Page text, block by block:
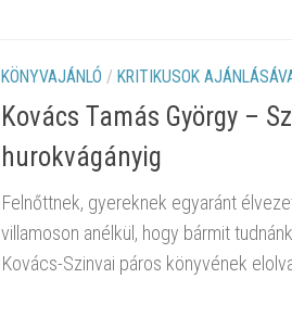
KÖNYVAJÁNLÓ / KRITIKUSOK
Kovács Tamás György –
hurokvágányig
Felnőttnek, gyereknek egyaránt
villamoson anélkül, hogy bármit
Kovács-Szinvai páros könyvének